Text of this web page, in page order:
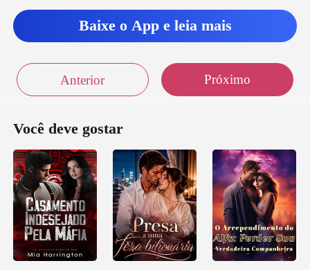
Baixe o App e leia mais
Anterior Próximo
Você deve gostar